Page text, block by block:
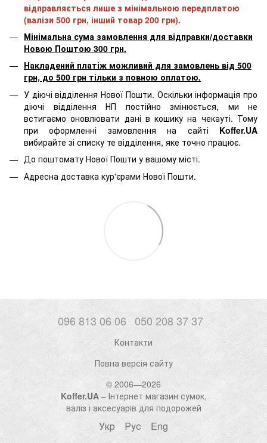
відправляється лише з мінімальною передплатою
(валізи 500 грн, інший товар 200 грн).
Мінімальна сума замовлення для відправки/доставки
Новою Поштою 300 грн.
Накладений платіж можливий для замовлень від 500
грн, до 500 грн тільки з повною оплатою.
У діючі відділення Нової Пошти. Оскільки інформація про
діючі відділення НП постійно змінюється, ми не
встигаємо оновлювати дані в кошику на чекауті. Тому
при оформленні замовлення на сайті Koffer.UA
вибирайте зі списку те відділення, яке точно працює.
До поштомату Нової Пошти у вашому місті.
Адресна доставка кур'єрами Нової Пошти.
096 813 06 06 050 208 37 37
Контакти
Повна версія сайту
© 2006—2026
Koffer.UA– Інтернет магазин сумок,
валіз і аксесуарів для подорожей
Укр Рус Eng